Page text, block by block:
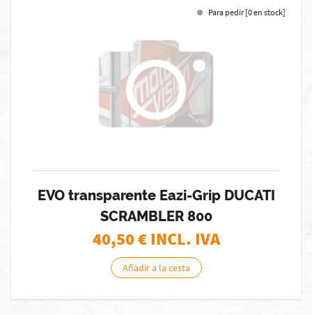
Para pedir [0 en stock]
EVO transparente Eazi-Grip DUCATI
SCRAMBLER 800
40,50€ INCL. IVA
Añadir a la cesta